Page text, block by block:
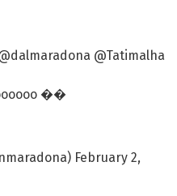
@Tatimalha
��
February 2,